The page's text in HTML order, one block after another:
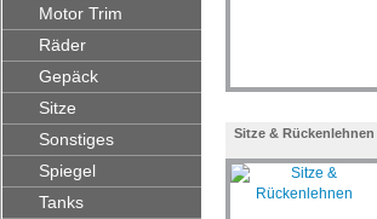
Motor Trim
Räder
Gepäck
Sitze
Sonstiges
Spiegel
Tanks
Sitze & Rückenlehnen